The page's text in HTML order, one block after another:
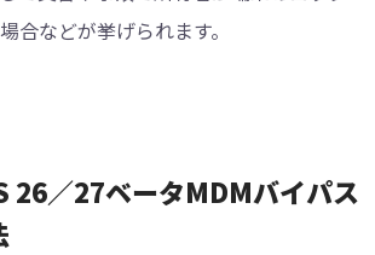
合などが挙げられます。
／27ベータMDMバイパス